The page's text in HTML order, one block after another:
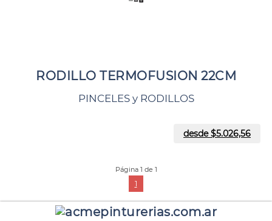
RODILLO TERMOFUSION 22CM
PINCELES y RODILLOS
desde $5.026,56
Página 1 de 1
1